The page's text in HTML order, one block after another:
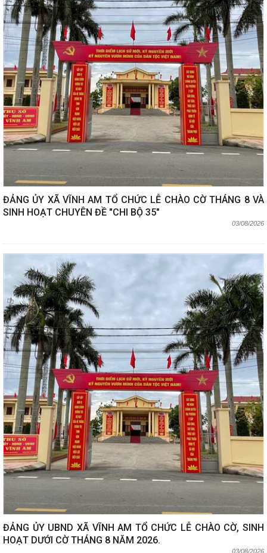
ĐẢNG ỦY XÃ VĨNH AM TỔ CHỨC LỄ CHÀO CỜ THÁNG 8 VÀ
SINH HOẠT CHUYÊN ĐỀ "CHI BỘ 35"
03/08/2026
ĐẢNG ỦY UBND XÃ VĨNH AM TỔ CHỨC LỄ CHÀO CỜ, SINH
HOẠT DƯỚI CỜ THÁNG 8 NĂM 2026.
03/08/2026